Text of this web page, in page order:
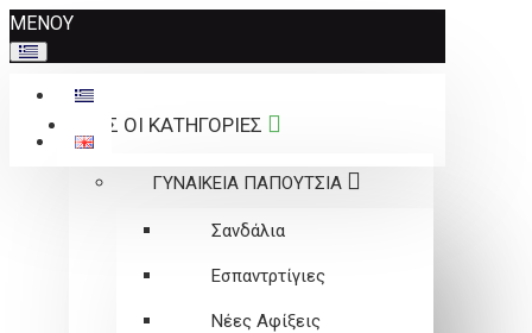
Σημείωση:
Αυτός
ο
ιστότοπος
περιλαμβάνει
ΜΕΝΟΥ
ΟΛΕΣ ΟΙ ΚΑΤΗΓΟΡΙΕΣ
ΓΥΝΑΙΚΕΙΑ ΠΑΠΟΥΤΣΙΑ
Σανδάλια
Εσπαντρτίγιες
Νέες Αφίξεις